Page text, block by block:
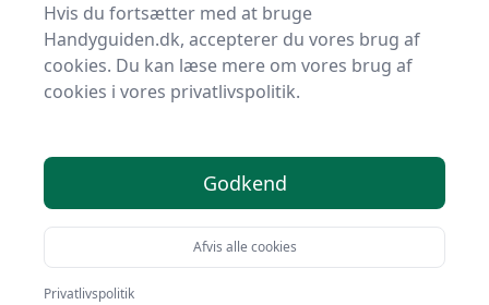
Håndværktøj
Tænger Papegøjetang
Bedste papegøjetænger
og tilbud - top 3
Velkommen til HandyGuiden – her finder du de bedste
papegøjetænger på markedet. Vi har nøje udvalgt 3
produkter, så du er sikret kvalitet.
På vores liste finder du både de de bedste tilbud på
Hvis du fortsætter med at bruge
Handyguiden.dk, accepterer du vores brug af
cookies. Du kan læse mere om vores brug af
cookies i vores privatlivspolitik.
Godkend
Afvis alle cookies
Privatlivspolitik